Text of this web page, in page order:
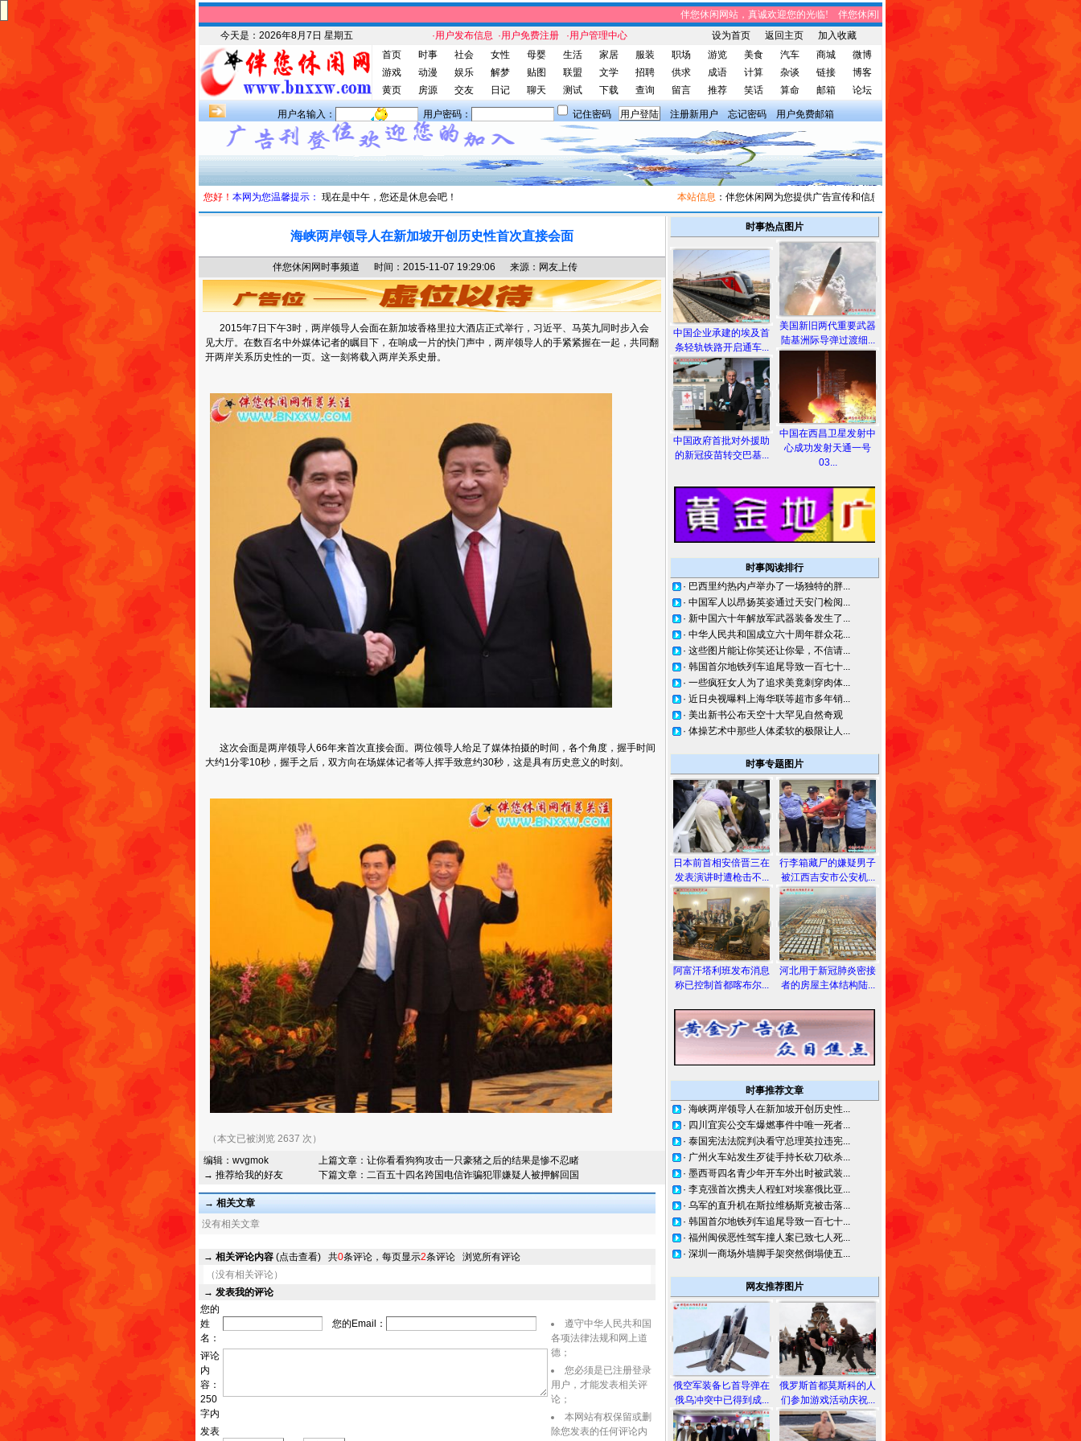
伴您休闲网站，真诚欢迎您的光临! 伴您休闲网站，将免费给您带来趣味时事、笑话集锦、家
今天是： 2026年8月7日 星期五 ·用户发布信息 ·用户免费注册 ·用户管理中心 设为首页 返回主页
加入收藏
首页
时事 社会 女性 母婴 生活 家居 服装 职场 游览 美食 汽车 商城
微博
游戏
动漫 娱乐 解梦 贴图 联盟 文学 招聘 供求 成语 计算 杂谈 链接
博客
黄页
房源 交友 日记 聊天 测试 下载 查询 留言 推荐 笑话 算命 邮箱 论坛
用户名输入： 用户密码： 记住密码 注册新用户 忘记密码 用户免费邮箱
您好！ 本网为您温馨提示： 现在是中午，您还是休息会吧！ 本站信息：伴您休闲网为您提供广告宣传和信息发布，有需求者请与我们联系。
海峡两岸领导人在新加坡开创历史性首次直接会面
伴您休闲网时事频道 时间：2015-11-07 19:29:06 来源：网友上传
2015年7日下午3时，两岸领导人会面在新加坡香格里拉大酒店正式举行，习近平、马英九同时步入会
见大厅。在数百名中外媒体记者的瞩目下，在响成一片的快门声中，两岸领导人的手紧紧握在一起，共同翻
开两岸关系历史性的一页。这一刻将载入两岸关系史册。
这次会面是两岸领导人66年来首次直接会面。两位领导人给足了媒体拍摄的时间，各个角度，握手时间
大约1分零10秒，握手之后，双方向在场媒体记者等人挥手致意约30秒，这是具有历史意义的时刻。
（本文已被浏览 2637 次）
编辑： wvgmok
→ 推荐给我的好友
上篇文章： 让你看看狗狗攻击一只豪猪之后的结果是惨不忍睹
下篇文章： 二百五十四名跨国电信诈骗犯罪嫌疑人被押解回国
→ 相关文章
没有相关文章
→ 相关评论内容 (点击查看) 共0条评论，每页显示2条评论 浏览所有评论
（没有相关评论）
→ 发表我的评论
您的
姓
名：
您的Email：
评论
内
容：
250
字内
发表
遵守中华人民共和国
各项法律法规和网上道
德；
您必须是已注册登录
用户，才能发表相关评
论；
本网站有权保留或删
除您发表的任何评论内
时事热点图片
中国企业承建的埃及首
条轻轨铁路开启通车...
中国政府首批对外援助
的新冠疫苗转交巴基...
美国新旧两代重要武器
陆基洲际导弹过渡细...
中国在西昌卫星发射中
心成功发射天通一号
03...
时事阅读排行
· 巴西里约热内卢举办了一场独特的胖...
· 中国军人以昂扬英姿通过天安门检阅...
· 新中国六十年解放军武器装备发生了...
· 中华人民共和国成立六十周年群众花...
· 这些图片能让你笑还让你晕，不信请...
· 韩国首尔地铁列车追尾导致一百七十...
· 一些疯狂女人为了追求美竟刺穿肉体...
· 近日央视曝料上海华联等超市多年销...
· 美出新书公布天空十大罕见自然奇观
· 体操艺术中那些人体柔软的极限让人...
时事专题图片
日本前首相安倍晋三在
发表演讲时遭枪击不...
阿富汗塔利班发布消息
称已控制首都喀布尔...
行李箱藏尸的嫌疑男子
被江西吉安市公安机...
河北用于新冠肺炎密接
者的房屋主体结构陆...
时事推荐文章
· 海峡两岸领导人在新加坡开创历史性...
· 四川宜宾公交车爆燃事件中唯一死者...
· 泰国宪法法院判决看守总理英拉违宪...
· 广州火车站发生歹徒手持长砍刀砍杀...
· 墨西哥四名青少年开车外出时被武装...
· 李克强首次携夫人程虹对埃塞俄比亚...
· 乌军的直升机在斯拉维杨斯克被击落...
· 韩国首尔地铁列车追尾导致一百七十...
· 福州闽侯恶性驾车撞人案已致七人死...
· 深圳一商场外墙脚手架突然倒塌使五...
网友推荐图片
俄空军装备匕首导弹在
俄乌冲突中已得到成...
俄罗斯首都莫斯科的人
们参加游戏活动庆祝...